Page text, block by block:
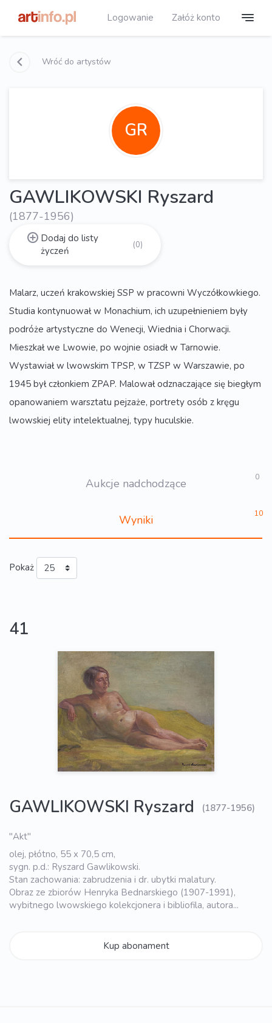
Logowanie Załóż konto
Wróć do artystów
GR
GAWLIKOWSKI Ryszard
(1877-1956)
Dodaj do listy
życzeń
(0)
Malarz, uczeń krakowskiej SSP w pracowni Wyczółkowkiego.
Studia kontynuował w Monachium, ich uzupełnieniem były
podróże artystyczne do Wenecji, Wiednia i Chorwacji.
Mieszkał we Lwowie, po wojnie osiadł w Tarnowie.
Wystawiał w lwowskim TPSP, w TZSP w Warszawie, po
1945 był członkiem ZPAP. Malował odznaczające się biegłym
opanowaniem warsztatu pejzaże, portrety osób z kręgu
lwowskiej elity intelektualnej, typy huculskie.
Aukcje nadchodzące 0
Wyniki 10
Pokaż
41
GAWLIKOWSKI Ryszard (1877-1956)
"Akt"
olej, płótno, 55 x 70,5 cm,
sygn. p.d.: Ryszard Gawlikowski.
Stan zachowania: zabrudzenia i dr. ubytki malatury.
Obraz ze zbiorów Henryka Bednarskiego (1907-1991),
wybitnego lwowskiego kolekcjonera i bibliofila, autora...
Kup abonament